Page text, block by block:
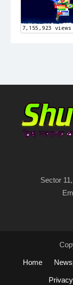
Sector
Home